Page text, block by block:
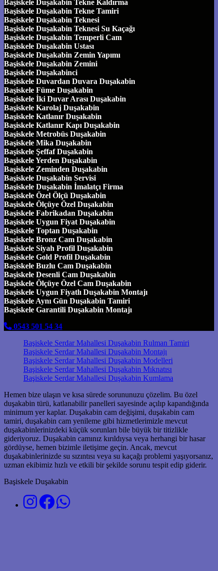
Başiskele Duşakabin Tekne Kaldırma
Başiskele Duşakabin Tekne Tamiri
Başiskele Duşakabin Teknesi
Başiskele Duşakabin Teknesi Su Kaçağı
Başiskele Duşakabin Temperli Cam
Başiskele Duşakabin Ustası
Başiskele Duşakabin Zemin Yapımı
Başiskele Duşakabin Zemini
Başiskele Duşakabinci
Başiskele Duvardan Duvara Duşakabin
Başiskele Füme Duşakabin
Başiskele İki Duvar Arası Duşakabin
Başiskele Karolaj Duşakabin
Başiskele Katlanır Duşakabin
Başiskele Katlanır Kapı Duşakabin
Başiskele Metrobüs Duşakabin
Başiskele Mika Duşakabin
Başiskele Şeffaf Duşakabin
Başiskele Yerden Duşakabin
Başiskele Zeminden Duşakabin
Başiskele Duşakabin Servisi
Başiskele Duşakabin İmalatçı Firma
Başiskele Özel Ölçü Duşakabin
Başiskele Ölçüye Özel Duşakabin
Başiskele Fabrikadan Duşakabin
Başiskele Uygun Fiyat Duşakabin
Başiskele Toptan Duşakabin
Başiskele Bronz Cam Duşakabin
Başiskele Siyah Profil Duşakabin
Başiskele Gold Profil Duşakabin
Başiskele Buzlu Cam Duşakabin
Başiskele Desenli Cam Duşakabin
Başiskele Ölçüye Özel Cam Duşakabin
Başiskele Uygun Fiyatlı Duşakabin Montajı
Başiskele Aynı Gün Duşakabin Tamiri
Başiskele Garantili Duşakabin Montajı
0543 501 54 34
Başiskele Serdar Mahallesi Duşakabin Rulman Tamiri
Başiskele Serdar Mahallesi Duşakabin Montajı
Başiskele Serdar Mahallesi Duşakabin Modelleri
Başiskele Serdar Mahallesi Duşakabin Mıknatısı
Başiskele Serdar Mahallesi Duşakabin Kumlama
Hemen bize ulaşın ve kısa sürede sorununuzu çözelim. Bu özel
duşakabin türü, katlanabilir panelleri sayesinde açılıp kapandığında
minimum yer kaplar. Duşakabin cam değişimi, duşakabin cam
tamiri, duşakabin cam yenileme gibi hizmetlerimizle mevcut
duşakabinlerinizdeki küçük sorunları bile büyük bir titizlikle
gideriyoruz. Duşakabin camınız kırıldıysa veya herhangi bir hasar
gördüyse, hemen bizimle iletişime geçin. Ancak, mevcut
duşakabinlerinizde su sızıntısı veya su kaçağı problemi yaşıyorsanız,
uzman ekibimiz hızlı ve etkili bir şekilde sorunu tespit edip giderir.
Başiskele Duşakabin